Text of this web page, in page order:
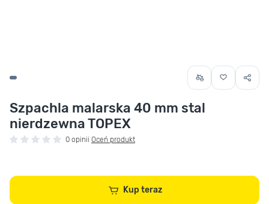
Szpachla malarska 40 mm stal
nierdzewna TOPEX
0 opinii Oceń produkt
Kup teraz